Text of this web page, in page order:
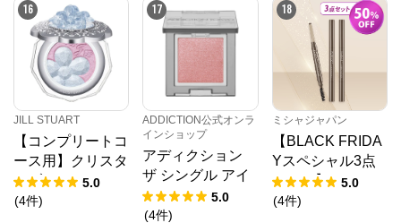
16
JILL STUART
【コンプリートコ
ース用】クリスタ
ルブルーム ペタ
ルクチュールアイ
5.0
(4件)
17
ADDICTION公式オンラ
インショップ
アディクション
ザ シングル アイ
シャドウ パール
(Summer 2026)
5.0
(4件)
18
ミシャジャパン
【BLACK FRIDA
Yスペシャル3点
セット】ミシャパ
ーフェクトアイブ
5.0
(4件)